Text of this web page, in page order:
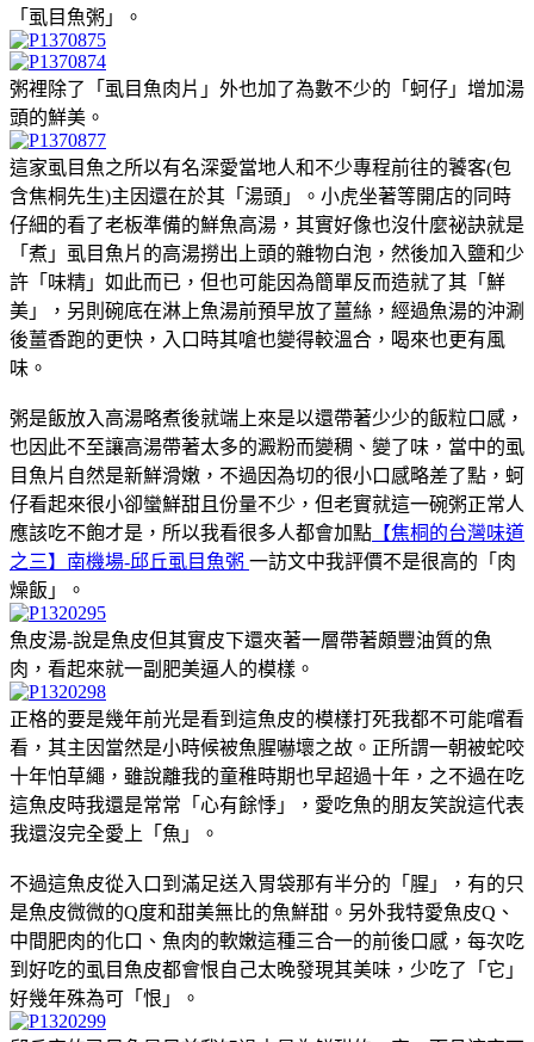
「虱目魚粥」。
粥裡除了「虱目魚肉片」外也加了為數不少的「蚵仔」增加湯
頭的鮮美。
這家虱目魚之所以有名深愛當地人和不少專程前往的饕客(包
含焦桐先生)主因還在於其「湯頭」。小虎坐著等開店的同時
仔細的看了老板準備的鮮魚高湯，其實好像也沒什麼祕訣就是
「煮」虱目魚片的高湯撈出上頭的雜物白泡，然後加入鹽和少
許「味精」如此而已，但也可能因為簡單反而造就了其「鮮
美」，另則碗底在淋上魚湯前預早放了薑絲，經過魚湯的沖涮
後薑香跑的更快，入口時其嗆也變得較溫合，喝來也更有風
味。
粥是飯放入高湯略煮後就端上來是以還帶著少少的飯粒口感，
也因此不至讓高湯帶著太多的澱粉而變稠、變了味，當中的虱
目魚片自然是新鮮滑嫩，不過因為切的很小口感略差了點，蚵
仔看起來很小卻蠻鮮甜且份量不少，但老實就這一碗粥正常人
應該吃不飽才是，所以我看很多人都會加點 【焦桐的台灣味道
之三】南機場-邱丘虱目魚粥 一訪文中我評價不是很高的「肉
燥飯」。
魚皮湯-說是魚皮但其實皮下還夾著一層帶著頗豐油質的魚
肉，看起來就一副肥美逼人的模樣。
正格的要是幾年前光是看到這魚皮的模樣打死我都不可能嚐看
看，其主因當然是小時候被魚腥嚇壞之故。正所謂一朝被蛇咬
十年怕草繩，雖說離我的童稚時期也早超過十年，之不過在吃
這魚皮時我還是常常「心有餘悸」，愛吃魚的朋友笑說這代表
我還沒完全愛上「魚」。
不過這魚皮從入口到滿足送入胃袋那有半分的「腥」，有的只
是魚皮微微的Q度和甜美無比的魚鮮甜。另外我特愛魚皮Q、
中間肥肉的化口、魚肉的軟嫩這種三合一的前後口感，每次吃
到好吃的虱目魚皮都會恨自己太晚發現其美味，少吃了「它」
好幾年殊為可「恨」。